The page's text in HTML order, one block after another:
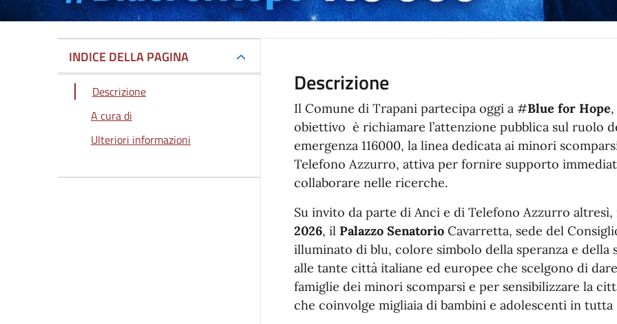
INDICE DELLA PAGINA
Descrizione
A cura di
Ulteriori informazioni
Descrizione
Il Comune di Trapani partecipa oggi a #Blue for Hope
obiettivo è richiamare l’attenzione pubblica sul ruolo
emergenza 116000, la linea dedicata ai minori
Telefono Azzurro, attiva per fornire supporto
collaborare nelle ricerche.
Su invito da parte di Anci e di Telefono Azzurro altresì,
2026, il Palazzo Senatorio Cavarretta, sede del
illuminato di blu, colore simbolo della speranza e della
alle tante città italiane ed europee che scelgono di
famiglie dei minori scomparsi e per sensibilizzare la
che coinvolge migliaia di bambini e adolescenti in tutta